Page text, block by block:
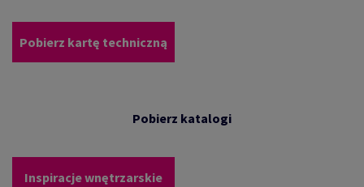
Pobierz kartę techniczną
Pobierz katalogi
Inspiracje wnętrzarskie